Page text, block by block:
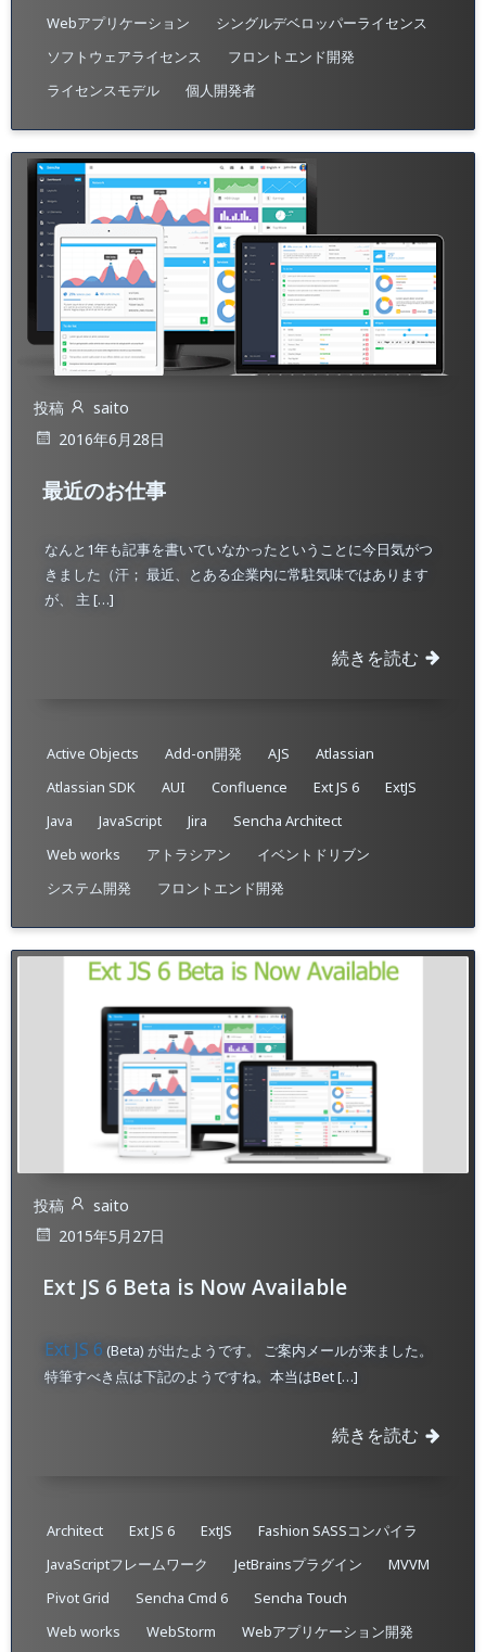
Webアプリケーション
シングルデベロッパーライセンス
ソフトウェアライセンス
フロントエンド開発
ライセンスモデル
個人開発者
投稿
saito
2016年6月28日
最近のお仕事
なんと1年も記事を書いていなかったということに今日気がつ
きました（汗； 最近、とある企業内に常駐気味ではあります
が、 主 […]
続きを読む
Active Objects Add-on開発 AJS
Atlassian
Atlassian SDK
AUI Confluence Ext JS 6
ExtJS
Java
JavaScript Jira
Sencha Architect
Web works
アトラシアン
イベントドリブン
システム開発
フロントエンド開発
投稿
saito
2015年5月27日
Ext JS 6 Beta is Now Available
Ext JS 6 (Beta) が出たようです。 ご案内メールが来ました。
特筆すべき点は下記のようですね。本当はBet […]
続きを読む
Architect Ext JS 6 ExtJS
Fashion SASSコンパイラ
JavaScriptフレームワーク
JetBrainsプラグイン
MVVM
Pivot Grid
Sencha Cmd 6
Sencha Touch
Web works
WebStorm Webアプリケーション開発